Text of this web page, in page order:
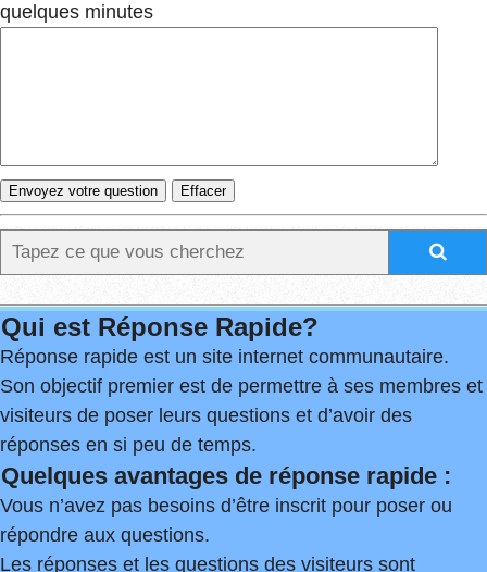
quelques minutes
Qui est Réponse Rapide?
Réponse rapide est un site internet communautaire.
Son objectif premier est de permettre à ses membres et
visiteurs de poser leurs questions et d’avoir des
réponses en si peu de temps.
Quelques avantages de réponse rapide :
Vous n’avez pas besoins d’être inscrit pour poser ou
répondre aux questions.
Les réponses et les questions des visiteurs sont